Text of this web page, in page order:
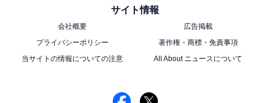
サイト情報
会社概要
広告掲載
プライバシーポリシー
著作権・商標・免責事項
当サイトの情報についての注意
All About ニュースについて